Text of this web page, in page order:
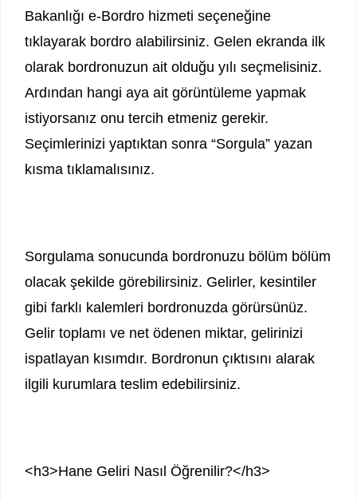
Bakanlığı e-Bordro hizmeti seçeneğine
tıklayarak bordro alabilirsiniz. Gelen ekranda ilk
olarak bordronuzun ait olduğu yılı seçmelisiniz.
Ardından hangi aya ait görüntüleme yapmak
istiyorsanız onu tercih etmeniz gerekir.
Seçimlerinizi yaptıktan sonra “Sorgula” yazan
kısma tıklamalısınız.
Sorgulama sonucunda bordronuzu bölüm bölüm
olacak şekilde görebilirsiniz. Gelirler, kesintiler
gibi farklı kalemleri bordronuzda görürsünüz.
Gelir toplamı ve net ödenen miktar, gelirinizi
ispatlayan kısımdır. Bordronun çıktısını alarak
ilgili kurumlara teslim edebilirsiniz.
<h3>Hane Geliri Nasıl Öğrenilir?</h3>